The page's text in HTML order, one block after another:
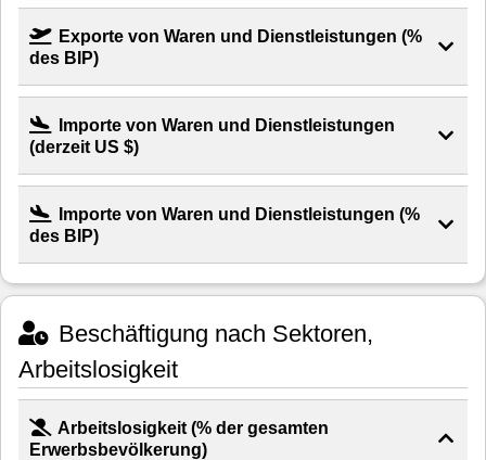
Exporte von Waren und Dienstleistungen (%
des BIP)
Importe von Waren und Dienstleistungen
(derzeit US $)
Importe von Waren und Dienstleistungen (%
des BIP)
Beschäftigung nach Sektoren,
Arbeitslosigkeit
Arbeitslosigkeit (% der gesamten
Erwerbsbevölkerung)